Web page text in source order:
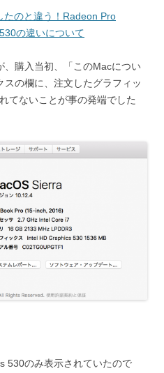
たのと違う！Radeon Pro
の違いについて
、購入当初、「このMacについ
の欄に、注文したグラフィッ
てないことが事の発端でした
530のみ表示されていたので